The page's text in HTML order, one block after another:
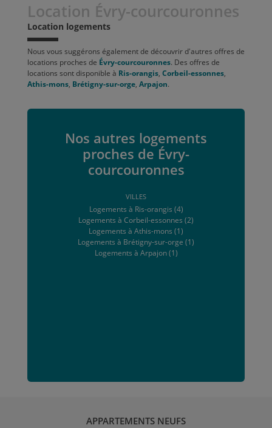
Location Évry-courcouronnes
Location logements
Nous vous suggérons également de découvrir d'autres offres de
locations proches de Évry-courcouronnes. Des offres de
locations sont disponible à Ris-orangis, Corbeil-essonnes,
Athis-mons, Brétigny-sur-orge, Arpajon.
Nos autres logements
proches de Évry-
courcouronnes
VILLES
Logements à Ris-orangis (4)
Logements à Corbeil-essonnes (2)
Logements à Athis-mons (1)
Logements à Brétigny-sur-orge (1)
Logements à Arpajon (1)
APPARTEMENTS NEUFS